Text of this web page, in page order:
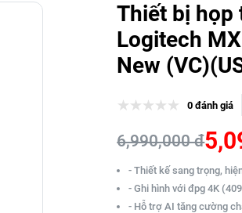
Thiết bị họp
Logitech
New
0 đánh giá
6,990,000 đ
- Thiết kế sang trọng,
- Ghi hình với đpg 4K
- Hỗ trợ AI tăng cường